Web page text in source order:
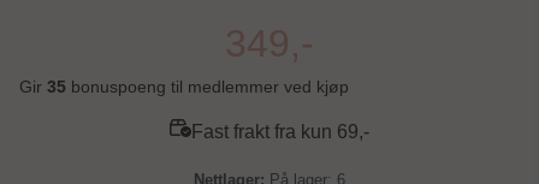
som passer til alt. Det er liksom en liten kongelig touch i
hverdagen, noe som gir litt ekstra sjarm når babyen din leker
silikon, så du kan være helt trygg på at den er sikker for babyen
å tygge på. Ingen skadelige stoffer her, altså! Den er også
superenkel å holde ren – bare vask den i varmt såpevann eller
349,-
Gir 35 bonuspoeng til medlemmer ved kjøp
Fast frakt fra kun 69,-
På lager: 6